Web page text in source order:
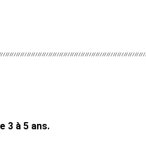
3 à 5 ans.